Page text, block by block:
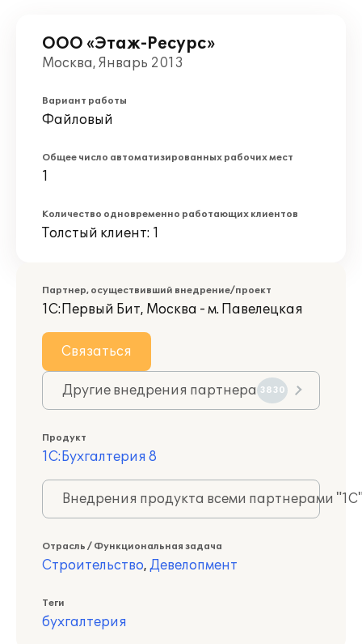
ООО «Этаж-Ресурс»
Москва, Январь 2013
Вариант работы
Файловый
Общее число автоматизированных рабочих мест
1
Количество одновременно работающих клиентов
Толстый клиент: 1
Партнер, осуществивший внедрение/проект
1С:Первый Бит, Москва - м. Павелецкая
Связаться
Другие внедрения партнера 3830
Продукт
1С:Бухгалтерия 8
Внедрения продукта всеми партнерами
Отрасль / Функциональная задача
Строительство, Девелопмент
Теги
бухгалтерия